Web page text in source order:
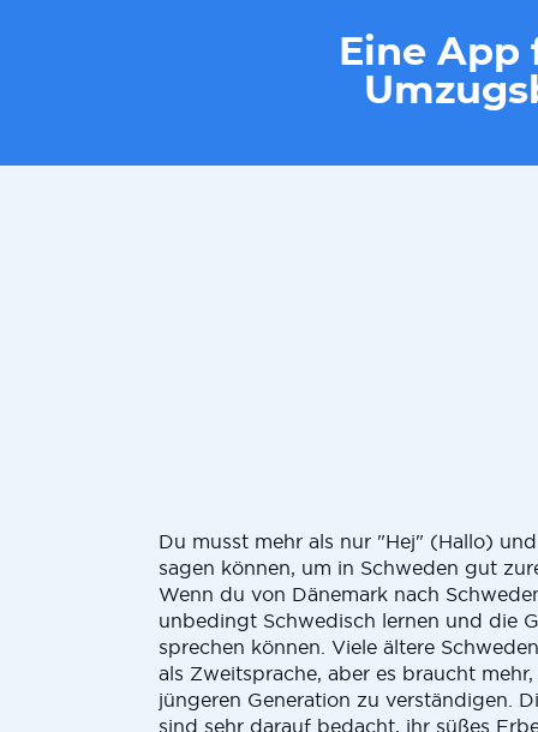
Eine
Du musst mehr als nur "Hej" (Hallo)
sagen können, um in Schweden gut
Wenn du von Dänemark nach
unbedingt Schwedisch lernen und die
sprechen können. Viele ältere
als Zweitsprache, aber es braucht
jüngeren Generation zu verständigen.
sind sehr darauf bedacht, ihr süßes